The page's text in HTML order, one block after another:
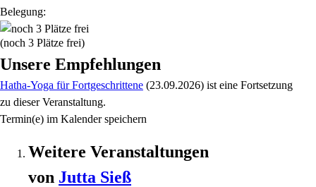
Belegung:
(noch 3 Plätze frei)
Unsere Empfehlungen
Hatha-Yoga für Fortgeschrittene (23.09.2026) ist eine Fortsetzung
zu dieser Veranstaltung.
Termin(e) im Kalender speichern
Weitere Veranstaltungen
von Jutta Sieß